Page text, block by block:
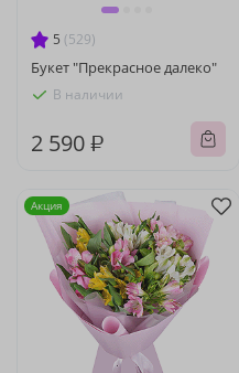
5 (529)
Букет "Прекрасное далеко"
В наличии
2 590 ₽
Акция